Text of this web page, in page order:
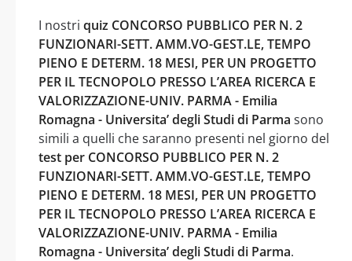
I nostri quiz CONCORSO PUBBLICO PER N. 2
FUNZIONARI-SETT. AMM.VO-GEST.LE, TEMPO
PIENO E DETERM. 18 MESI, PER UN PROGETTO
PER IL TECNOPOLO PRESSO L’AREA RICERCA E
VALORIZZAZIONE-UNIV. PARMA - Emilia
Romagna - Universita’ degli Studi di Parma sono
simili a quelli che saranno presenti nel giorno del
test per CONCORSO PUBBLICO PER N. 2
FUNZIONARI-SETT. AMM.VO-GEST.LE, TEMPO
PIENO E DETERM. 18 MESI, PER UN PROGETTO
PER IL TECNOPOLO PRESSO L’AREA RICERCA E
VALORIZZAZIONE-UNIV. PARMA - Emilia
Romagna - Universita’ degli Studi di Parma.